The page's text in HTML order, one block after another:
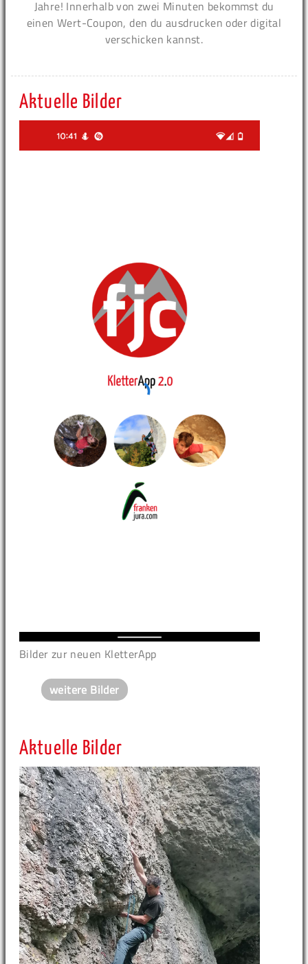
Jahre! Innerhalb von zwei Minuten bekommst du
einen Wert-Coupon, den du ausdrucken oder digital
verschicken kannst.
Aktuelle Bilder
Bilder zur neuen KletterApp
weitere Bilder
Aktuelle Bilder